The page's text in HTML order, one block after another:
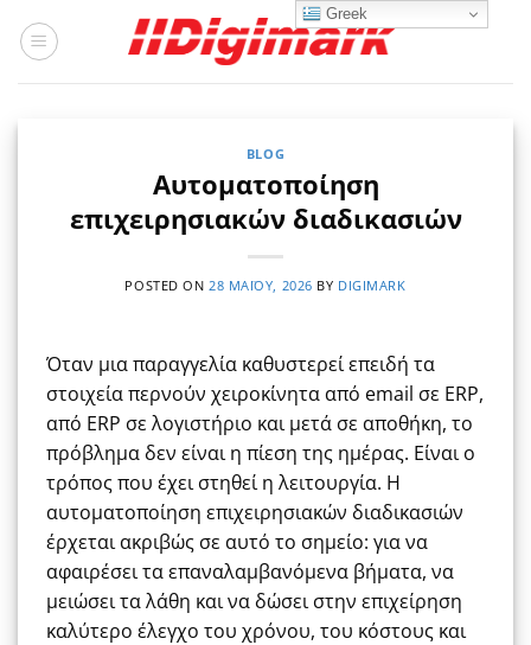
στο
BLOG
Αυτοματοποίηση
επιχειρησιακών διαδικασιών
POSTED ON 28 ΜΑΪ́ΟΥ, 2026 BY DIGIMARK
Όταν μια παραγγελία καθυστερεί επειδή τα
στοιχεία περνούν χειροκίνητα από email σε ERP,
από ERP σε λογιστήριο και μετά σε αποθήκη, το
πρόβλημα δεν είναι η πίεση της ημέρας. Είναι ο
τρόπος που έχει στηθεί η λειτουργία. Η
αυτοματοποίηση επιχειρησιακών διαδικασιών
έρχεται ακριβώς σε αυτό το σημείο: για να
αφαιρέσει τα επαναλαμβανόμενα βήματα, να
μειώσει τα λάθη και να δώσει στην επιχείρηση
καλύτερο έλεγχο του χρόνου, του κόστους και
Greek